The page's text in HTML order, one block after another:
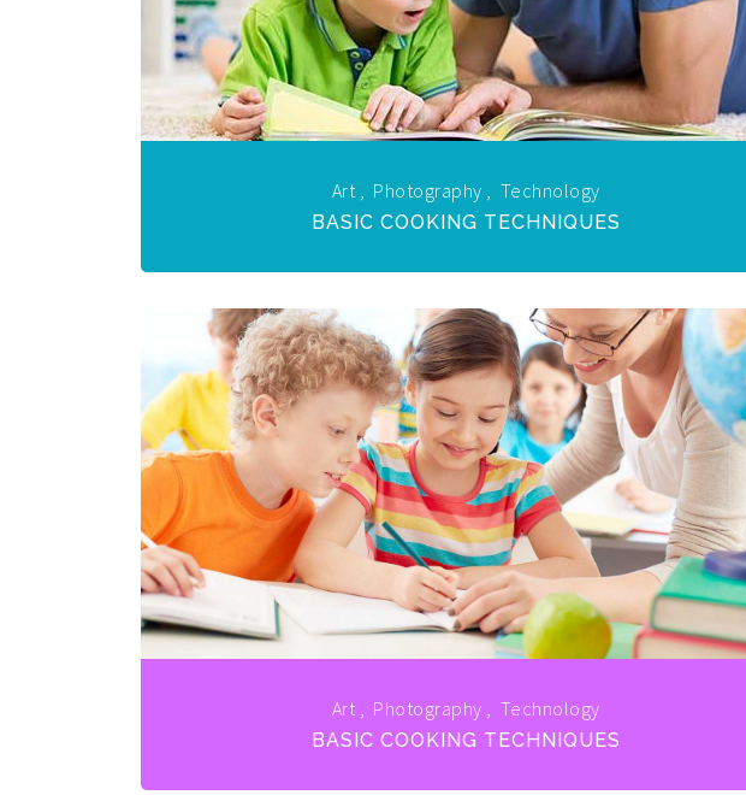
Art , Photography , Technology
BASIC COOKING TECHNIQUES
Art Photography Technology
BASIC COOKING TECHNIQUES